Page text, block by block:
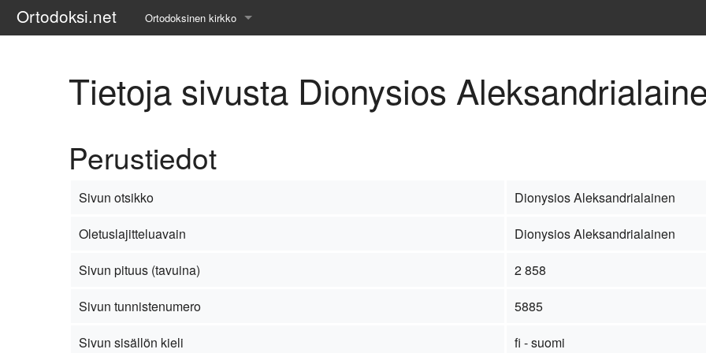
Ortodoksi.net Ortodoksinen kirkko
Liturgiset tekstit
Kirkkohistoria
Etiikka
Uskonoppi
Kirkkotaide
Pyhät ihmiset
Suomen kirkko
Tietoja sivusta Dionysios
Perustiedot
Sivun otsikko
Dionysios Aleksandrialainen
Oletuslajitteluavain
Dionysios Aleksandrialainen
Sivun pituus (tavuina)
2 858
Sivun tunnistenumero
5885
Sivun sisällön kieli
fi - suomi